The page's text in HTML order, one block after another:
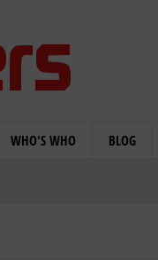
WHO'S WHO BLOG